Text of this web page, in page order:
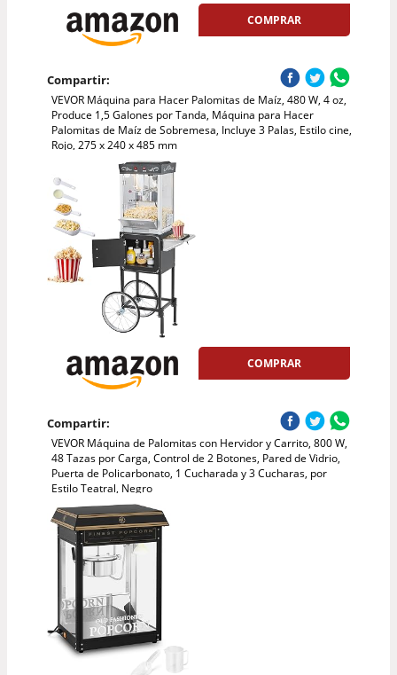
COMPRAR
Compartir:
VEVOR Máquina para Hacer Palomitas de Maíz, 480 W, 4 oz,
Produce 1,5 Galones por Tanda, Máquina para Hacer
Palomitas de Maíz de Sobremesa, Incluye 3 Palas, Estilo cine,
Rojo, 275 x 240 x 485 mm
COMPRAR
Compartir:
VEVOR Máquina de Palomitas con Hervidor y Carrito, 800 W,
48 Tazas por Carga, Control de 2 Botones, Pared de Vidrio,
Puerta de Policarbonato, 1 Cucharada y 3 Cucharas, por
Estilo Teatral, Negro